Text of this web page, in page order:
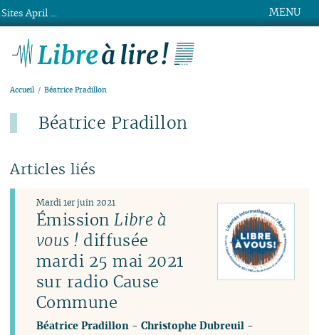
MENU
Accueil Béatrice Pradillon
Béatrice Pradillon
Articles liés
ÉmissionLibre à
vous ! diffusée
mardi 25 mai 2021
sur radio Cause
Commune
Mardi 1er juin 2021
Béatrice Pradillon -Christophe Dubreuil -
Sites April ...